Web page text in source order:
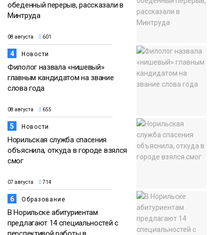
обеденный перерыв, рассказали в
Минтруда
08 августа 601
4 Новости
Филолог назвала «нишевый»
главным кандидатом на звание
слова года
08 августа 655
5 Новости
Норильская служба спасения
объяснила, откуда в городе взялся
смог
07 августа 714
6 Образование
В Норильске абитуриентам
предлагают 14 специальностей с